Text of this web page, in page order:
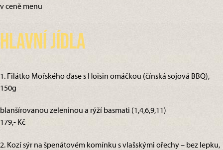
v ceně menu
Hlavní jídla
1. Filátko Mořského ďase s Hoisin omáčkou (čínská sojová BBQ),
150g
blanšírovanou zeleninou a rýží basmati (1,4,6,9,11)
179,- Kč
2. Kozí sýr na špenátovém komínku s vlašskými ořechy – bez lepku,